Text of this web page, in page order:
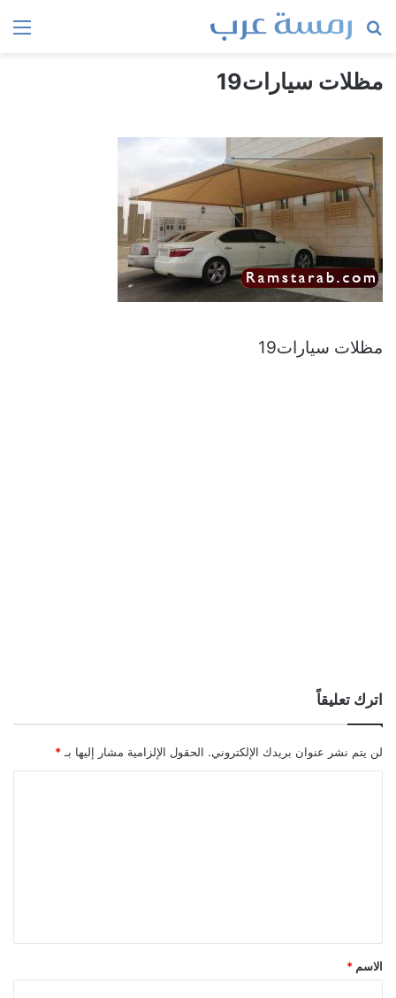
بحث
مظلات سيارات19
مظلات سيارات19
اترك تعليقاً
لن يتم نشر عنوان بريدك الإلكتروني. الحقول الإلزامية مشار إليها بـ *
ق
*
الاسم *